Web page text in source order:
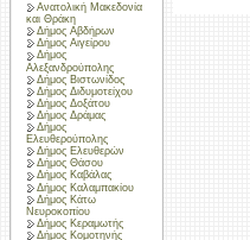
Ανατολική Μακεδονία
και Θράκη
Δήμος Αβδήρων
Δήμος Αιγείρου
Δήμος
Αλεξανδρούπολης
Δήμος Βιστωνίδος
Δήμος Διδυμοτείχου
Δήμος Δοξάτου
Δήμος Δράμας
Δήμος
Ελευθερούπολης
Δήμος Ελευθερών
Δήμος Θάσου
Δήμος Καβάλας
Δήμος Καλαμπακίου
Δήμος Κάτω
Νευροκοπίου
Δήμος Κεραμωτής
Δήμος Κομοτηνής